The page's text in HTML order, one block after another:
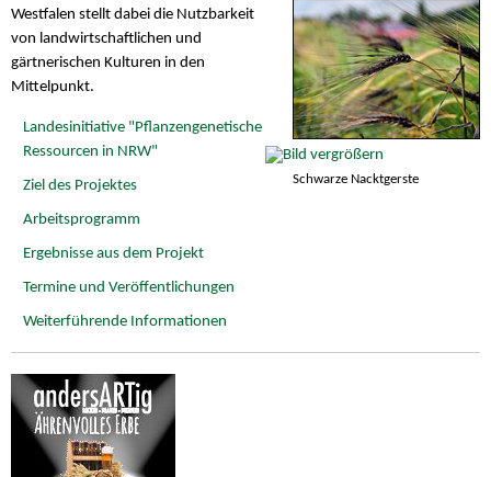
Schwarze Nacktgerste
Westfalen stellt dabei die Nutzbarkeit
von landwirtschaftlichen und
gärtnerischen Kulturen in den
Mittelpunkt.
Landesinitiative "Pflanzengenetische
Ressourcen in NRW"
Ziel des Projektes
Arbeitsprogramm
Ergebnisse aus dem Projekt
Termine und Veröffentlichungen
Weiterführende Informationen